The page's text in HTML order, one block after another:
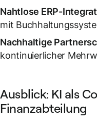
Nahtlose ERP-
mit
Nachhaltige
kontinuierlicher
Ausblick: KI als
Finanzabteilung